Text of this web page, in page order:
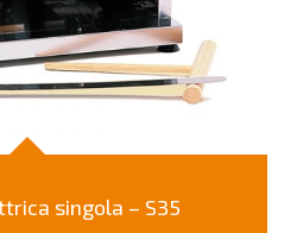
singola – S35